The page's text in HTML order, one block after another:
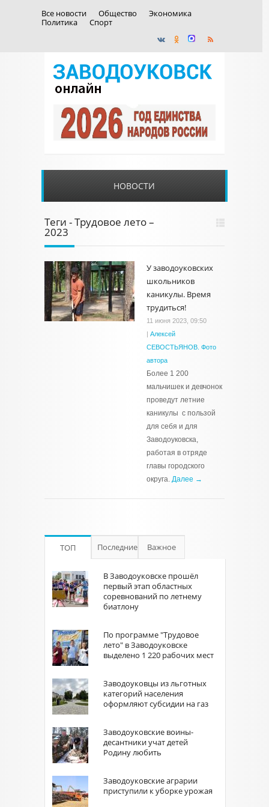
Все новости Общество
Экономика
Политика
Спорт
НОВОСТИ
Теги - Трудовое лето –
2023
У заводоуковских
школьников
каникулы. Время
трудиться!
11 июня 2023, 09:50
| Алексей
СЕВОСТЬЯНОВ. Фото
автора
Более 1 200
мальчишек и девчонок
проведут летние
каникулы с пользой
для себя и для
Заводоуковска,
работая в отряде
главы городского
округа. Далее →
ТОП Последние Важное
В Заводоуковске прошёл
первый этап областных
соревнований по летнему
биатлону
По программе "Трудовое
лето" в Заводоуковске
выделено 1 220 рабочих мест
Заводоуковцы из льготных
категорий населения
оформляют субсидии на газ
Заводоуковские воины-
десантники учат детей
Родину любить
Заводоуковские аграрии
приступили к уборке урожая